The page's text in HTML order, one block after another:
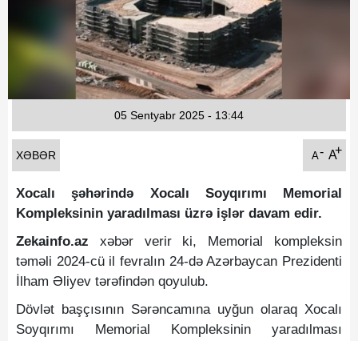
Reportaj
Qarabag Zəfəri
XƏBƏR A- A+
05 Sentyabr 2025 - 13:44
Xocalı şəhərində Xocalı Soyqırımı Memorial
Kompleksinin yaradılması üzrə işlər davam edir.
Zekainfo.az xəbər verir ki, Memorial kompleksin
təməli 2024-cü il fevralın 24-də Azərbaycan Prezidenti
İlham Əliyev tərəfindən qoyulub.
Dövlət başçısının Sərəncamına uyğun olaraq Xocalı
Soyqırımı Memorial Kompleksinin yaradılması